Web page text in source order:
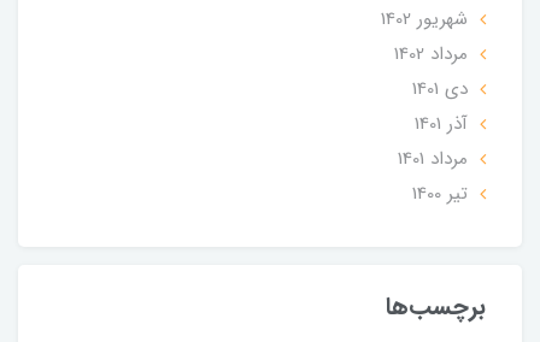
شهریور 1402
مرداد 1402
دی 1401
آذر 1401
مرداد 1401
تير 1400
برچسب‌ها